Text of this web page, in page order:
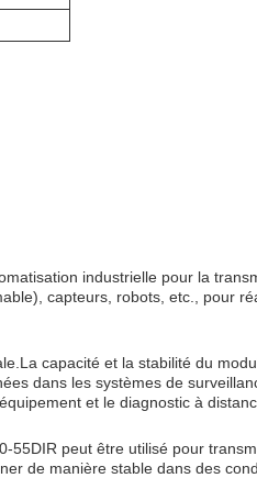
industrielle pour la
capteurs, robots, etc., pour
capacité et la stabilité du
dans les systèmes de
et le diagnostic à
55DIR peut être utilisé pour
de manière stable dans des